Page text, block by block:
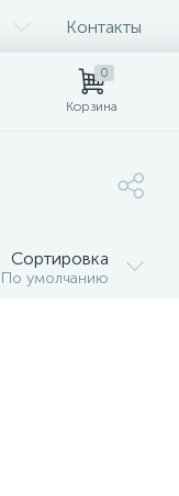
Контакты
0
Корзина
Сортировка
По умолчанию